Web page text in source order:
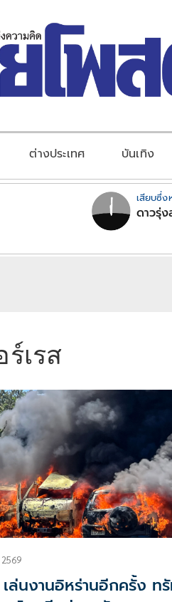
ต่างประเทศ บันเทิง
เสียบซึ่ง
ดาวรุ่
เรส
ล่นงานอิหร่านอีกครั้ง ท